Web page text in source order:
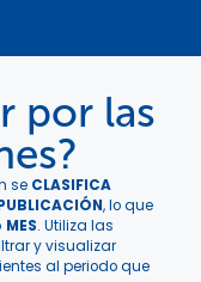
por las
se CLASIFICA
, lo que
MES. Utiliza las
y visualizar
al periodo que